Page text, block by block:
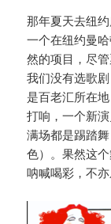
那年夏天去纽
一个在纽约曼
然的项目，尽
我们没有选歌
是百老汇所在
打响，一个新
满场都是踢踏
色）。果然这
呐喊喝彩，不亦